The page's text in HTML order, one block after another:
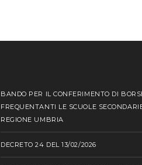
BANDO PER IL CONFERIMENTO DI
FREQUENTANTI LE SCUOLE
REGIONE UMBRIA
DECRETO 24 DEL 13/02/2026